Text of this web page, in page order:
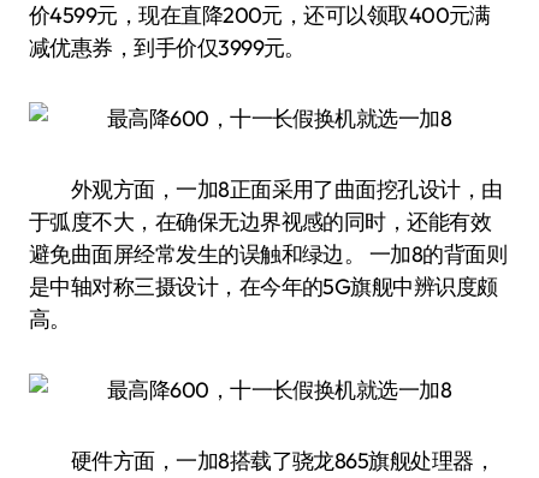
价4599元，现在直降200元，还可以领取400元满
减优惠券，到手价仅3999元。
外观方面，一加8正面采用了曲面挖孔设计，由
于弧度不大，在确保无边界视感的同时，还能有效
避免曲面屏经常发生的误触和绿边。 一加8的背面则
是中轴对称三摄设计，在今年的5G旗舰中辨识度颇
高。
硬件方面，一加8搭载了骁龙865旗舰处理器，